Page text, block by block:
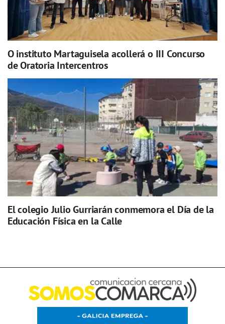
O instituto Martaguisela acollerá o III Concurso
de Oratoria Intercentros
El colegio Julio Gurriarán conmemora el Día de la
Educación Física en la Calle